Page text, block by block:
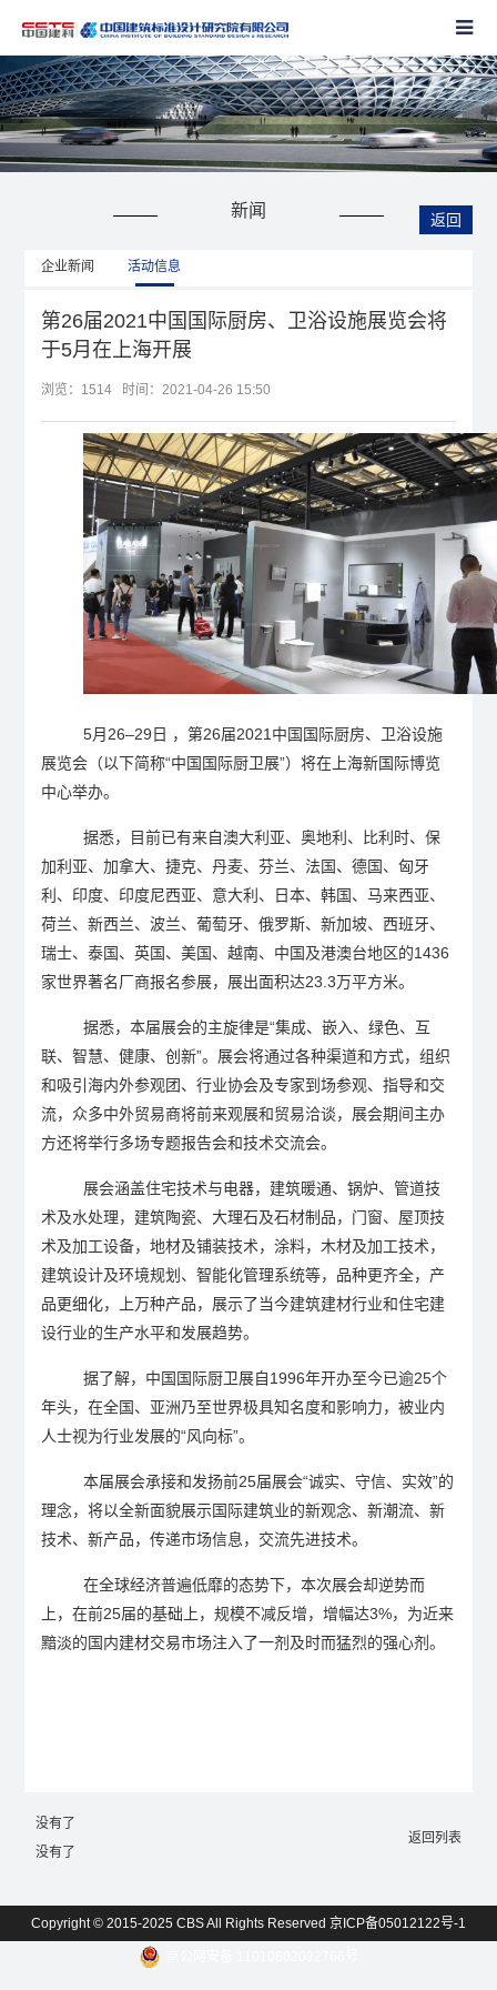
新闻 返回
企业新闻 活动信息
第26届2021中国国际厨房、卫浴设施展览会将
于5月在上海开展
浏览： 1514 时间：2021-04-26 15:50
5月 26–29 日 ，第26届2021 中国国际厨房、卫浴设施
展览会（以下简称“中国国际厨卫展”）将在上海新国际博览
中心举办。
据悉，目前已有来自澳大利亚、奥地利、比利时、保
加利亚、加拿大、捷克、丹麦、芬兰、法国、德国、匈牙
利、印度、印度尼西亚、意大利、日本、韩国、马来西亚、
荷兰、新西兰、波兰、葡萄牙、俄罗斯、新加坡、西班牙、
瑞士、泰国、英国、美国、越南、中国及港澳台地区的1436
家世界著名厂商报名参展，展出面积达23.3万平方米。
据悉，本届展会的主旋律是“集成、嵌入、绿色、互
联、智慧、健康、创新”。展会将通过各种渠道和方式，组织
和吸引海内外参观团、行业协会及专家到场参观、指导和交
流，众多中外贸易商将前来观展和贸易洽谈，展会期间主办
方还将举行多场专题报告会和技术交流会。
展会涵盖住宅技术与电器，建筑暖通、锅炉、管道技
术及水处理，建筑陶瓷、大理石及石材制品，门窗、屋顶技
术及加工设备，地材及铺装技术，涂料，木材及加工技术，
建筑设计及环境规划、智能化管理系统等，品种更齐全，产
品更细化，上万种产品，展示了当今建筑建材行业和住宅建
设行业的生产水平和发展趋势。
据了解，中国国际厨卫展自1996年开办至今已逾25个
年头，在全国、亚洲乃至世界极具知名度和影响力，被业内
人士视为行业发展的“风向标”。
本届展会承接和发扬前25届展会“诚实、守信、实效”的
理念，将以全新面貌展示国际建筑业的新观念、新潮流、新
技术、新产品，传递市场信息，交流先进技术。
在全球经济普遍低靡的态势下，本次展会却逆势而
上，在前25届的基础上，规模不减反增，增幅达3%，为近来
黯淡的国内建材交易市场注入了一剂及时而猛烈的强心剂。
没有了
没有了
返回列表
Copyright © 2015-2025 CBS All Rights Reserved 京ICP备05012122号-1